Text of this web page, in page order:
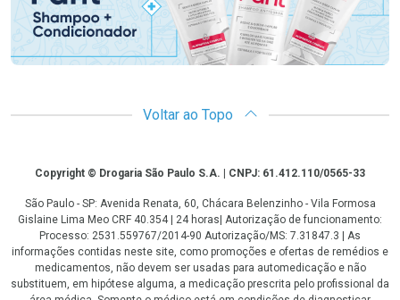
Voltar ao Topo
CopyrightCopyright © Drogaria São Paulo S.A. | CNPJ: 61.412.110/0565-33
São Paulo - SP: Avenida Renata, 60, Chácara Belenzinho - Vila Formosa
Gislaine Lima Meo CRF 40.354 | 24 horas| Autorização de funcionamento:
Processo: 2531.559767/2014-90 Autorização/MS: 7.31847.3 | As
informações contidas neste site, como promoções e ofertas de remédios e
medicamentos, não devem ser usadas para automedicação e não
substituem, em hipótese alguma, a medicação prescrita pelo profissional da